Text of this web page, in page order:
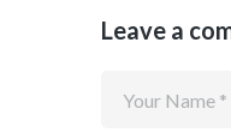
Leave a